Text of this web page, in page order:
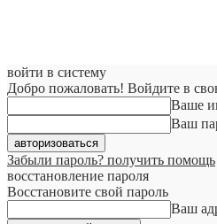
войти в систему
Добро пожаловать! Войдите в
Ваше
Ваш
Забыли пароль? получить помощь
восстановление пароля
Восстановите свой пароль
Ваш